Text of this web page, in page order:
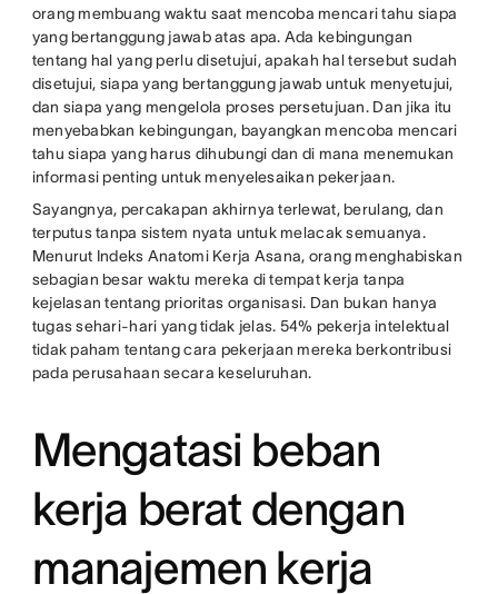
orang membuang waktu saat mencoba mencari tahu siapa
yang bertanggung jawab atas apa. Ada kebingungan
tentang hal yang perlu disetujui, apakah hal tersebut sudah
disetujui, siapa yang bertanggung jawab untuk menyetujui,
dan siapa yang mengelola proses persetujuan. Dan jika itu
menyebabkan kebingungan, bayangkan mencoba mencari
tahu siapa yang harus dihubungi dan di mana menemukan
informasi penting untuk menyelesaikan pekerjaan.
Sayangnya, percakapan akhirnya terlewat, berulang, dan
terputus tanpa sistem nyata untuk melacak semuanya.
Menurut Indeks Anatomi Kerja Asana, orang menghabiskan
sebagian besar waktu mereka di tempat kerja tanpa
kejelasan tentang prioritas organisasi. Dan bukan hanya
tugas sehari-hari yang tidak jelas. 54% pekerja intelektual
tidak paham tentang cara pekerjaan mereka berkontribusi
pada perusahaan secara keseluruhan.
Mengatasi beban
kerja berat dengan
manajemen kerja